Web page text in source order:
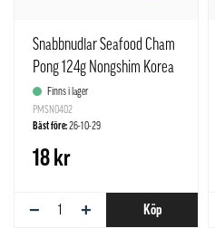
Snabbnudlar Seafood Cham
Pong 124g Nongshim Korea
Finns i lager
PMSN0402
Bäst före:26-10-29
18 kr
− + Köp